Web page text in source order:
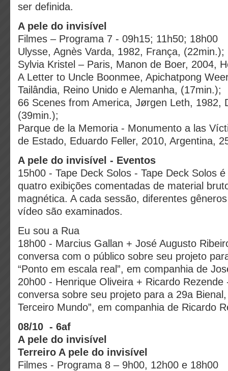
ser definida.
A pele do invisível
Filmes – Programa 7 - 09h15; 11h50; 18h00
Ulysse, Agnès Varda, 1982, França, (22min.);
Sylvia Kristel – Paris, Manon de Boer, 2004,
A Letter to Uncle Boonmee, Apichatpong
Tailândia, Reino Unido e Alemanha, (17min.);
66 Scenes from America, Jørgen Leth, 1982,
(39min.);
Parque de la Memoria - Monumento a las
de Estado, Eduardo Feller, 2010, Argentina,
A pele do invisível - Eventos
15h00 - Tape Deck Solos - Tape Deck Solos
quatro exibições comentadas de material
magnética. A cada sessão, diferentes
vídeo são examinados.
Eu sou a Rua
18h00 - Marcius Gallan + José Augusto
conversa com o público sobre seu projeto
“Ponto em escala real”, em companhia de
20h00 - Henrique Oliveira + Ricardo Rezende
conversa sobre seu projeto para a 29a
Terceiro Mundo”, em companhia de Ricardo
08/10 - 6af
A pele do invisível
Terreiro A pele do invisível
Filmes - Programa 8 – 9h00, 12h00 e 18h00